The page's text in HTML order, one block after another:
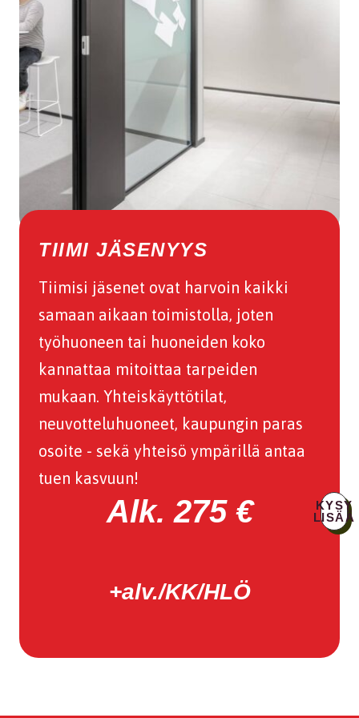
TIIMI JÄSENYYS
Tiimisi jäsenet ovat harvoin kaikki
samaan aikaan toimistolla, joten
työhuoneen tai huoneiden koko
kannattaa mitoittaa tarpeiden
mukaan. Yhteiskäyttötilat,
neuvotteluhuoneet, kaupungin paras
osoite - sekä yhteisö ympärillä antaa
tuen kasvuun!
Alk. 275 €
+alv./KK/HLÖ
KYSY
LISÄÄ